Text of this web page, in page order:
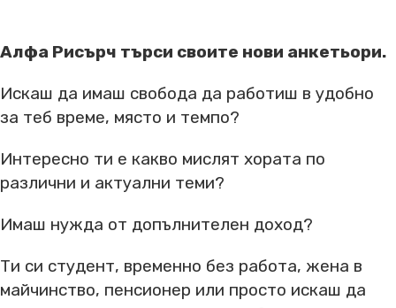
Алфа Рисърч търси своите нови анкетьори.
Искаш да имаш свобода да работиш в удобно
за теб време, място и темпо?
Интересно ти е какво мислят хората по
различни и актуални теми?
Имаш нужда от допълнителен доход?
Ти си студент, временно без работа, жена в
майчинство, пенсионер или просто искаш да